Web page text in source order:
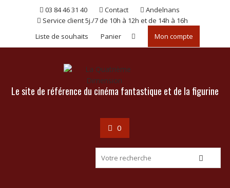
03 84 46 31 40 Contact
Andelnans
Service client 5j./7 de 10h à 12h et de 14h à 16h
Liste de souhaits
Panier Mon compte
Le site de référence du cinéma fantastique et de la figurine
0